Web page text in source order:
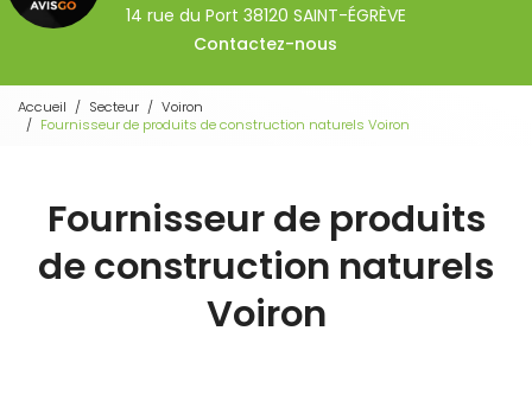
14 rue du Port 38120 SAINT-ÉGRÈVE
Contactez-nous
Accueil Secteur
Voiron
Fournisseur de produits de construction naturels Voiron
Fournisseur de produits
de construction naturels
Voiron